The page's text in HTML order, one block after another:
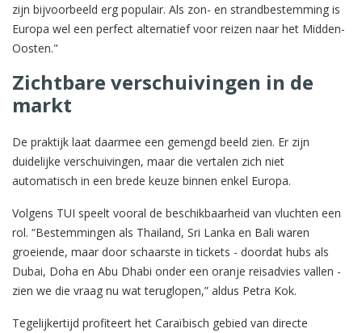
zijn bijvoorbeeld erg populair. Als zon- en strandbestemming is
Europa wel een perfect alternatief voor reizen naar het Midden-
Oosten."
Zichtbare verschuivingen in de
markt
De praktijk laat daarmee een gemengd beeld zien. Er zijn
duidelijke verschuivingen, maar die vertalen zich niet
automatisch in een brede keuze binnen enkel Europa.
Volgens TUI speelt vooral de beschikbaarheid van vluchten een
rol. “Bestemmingen als Thailand, Sri Lanka en Bali waren
groeiende, maar door schaarste in tickets - doordat hubs als
Dubai, Doha en Abu Dhabi onder een oranje reisadvies vallen -
zien we die vraag nu wat teruglopen,” aldus Petra Kok.
Tegelijkertijd profiteert het Caraïbisch gebied van directe